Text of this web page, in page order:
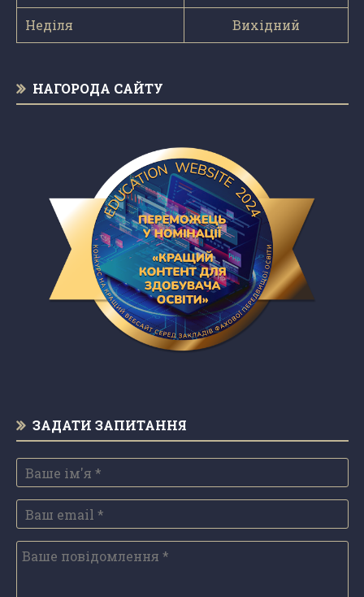
Неділя Вихідний
НАГОРОДА САЙТУ
ЗАДАТИ ЗАПИТАННЯ